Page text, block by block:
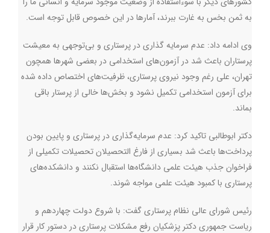
به ثمن بخس به غارت ببرند، آمارها در این خصوص قابل توجه است.
وی ادامه داد: عدم سرمایه گذاری در پرستاری و بی‌توجهی به معیشت
پرستاران باعث شد در آزمون‌های استخدامی در بعضی شهرها همچون
تهران، علی رغم وجود نیروی پرستاری، ظرفیت‌های اختصاص داده شده
برای آزمون استخدامی تکمیل نشود و بخش‌ها خالی از پرستار باقی
بماند.
دکتر ابوطالبی تاکید کرد: عدم سرمایه‌گذاری در پرستاری و پایین بودن
پرداخت‌ها باعث شد بسیاری از فارغ التحصیلان تحصیلات تکمیلی از
فراخوان جذب هیئت علمی دانشگاه‌ها استقبال نکنند و دانشکده‌های
پرستاری با کمبود هیئت علمی مواجه شوند.
رئیس شورای عالی نظام پرستاری گفت: با شروع دولت چهاردهم و
ریاست جمهوری دکتر پزشکیان رفع مشکلات پرستاری در دستور کار قرار